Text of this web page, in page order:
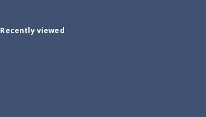
Recently viewed